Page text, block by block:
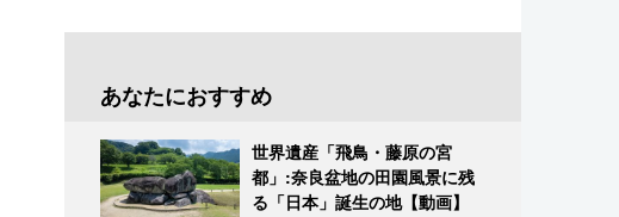
あなたにおすすめ
世界遺産「飛鳥・藤原の宮
都」:奈良盆地の田園風景に残
る「日本」誕生の地【動画】